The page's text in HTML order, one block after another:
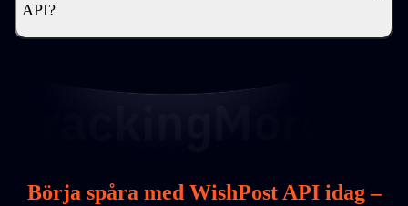
API?
Börja spåra med WishPost API idag –